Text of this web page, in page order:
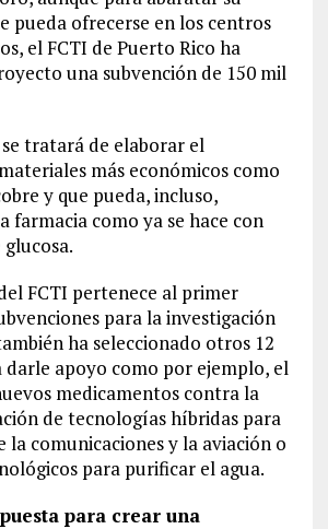
pueda ofrecerse en los centros
el FCTI de Puerto Rico ha
una subvención de 150 mil
tratará de elaborar el
más económicos como
y que pueda, incluso,
farmacia como ya se hace con
FCTI pertenece al primer
para la investigación
ha seleccionado otros 12
darle apoyo como por ejemplo, el
medicamentos contra la
de tecnologías híbridas para
la comunicaciones y la aviación o
para purificar el agua.
para crear una